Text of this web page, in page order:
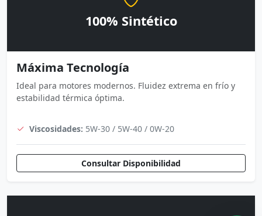
100% Sintético
Máxima Tecnología
Ideal para motores modernos. Fluidez extrema en frío y
estabilidad térmica óptima.
Viscosidades: 5W-30 / 5W-40 / 0W-20
Consultar Disponibilidad